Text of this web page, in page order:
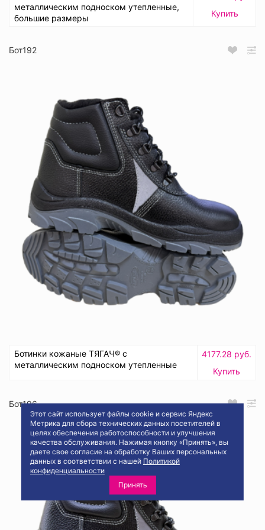
Этот сайт использует файлы cookie и сервис Яндекс
Метрика для сбора технических данных посетителей в
целях обеспечения работоспособности и улучшения
качества обслуживания. Нажимая кнопку «Принять», вы
даете свое согласие на обработку Ваших персональных
данных в соответствии с нашей Политикой
конфиденциальности
Принять
металлическим подноском утепленные,
большие размеры
Купить
Бот192
Ботинки кожаные ТЯГАЧ® с
металлическим подноском утепленные
4177.28 руб.
Купить
Бот196